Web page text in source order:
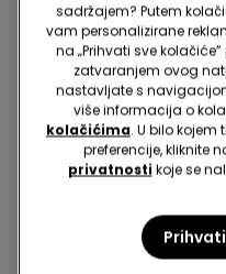
sadržajem? Putem
vam personalizirane
na „Prihvati sve
zatvaranjem ovog
nastavljate s
više informacija o
kolačićima. U bilo kojem
preferencije, kliknite
privatnosti koje se